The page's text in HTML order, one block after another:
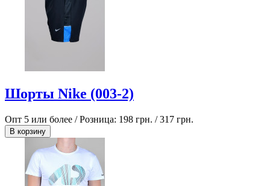
Шорты Nike (003-2)
Опт 5 или более / Розница: 198 грн. /317 грн.
В корзину